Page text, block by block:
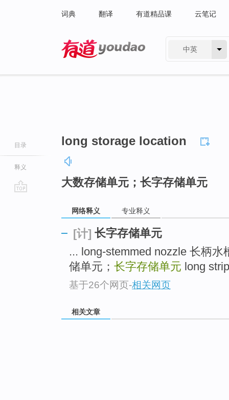
词典 翻译 有道精品课 云笔记
中英
目录
释义
long storage location
大数存储单元；长字存储单元
网络释义 专业释义
[计] 长字存储单元
... long-stemmed nozzle 长柄水
储单元； 长字存储单元 long
基于26个网页-相关网页
相关文章